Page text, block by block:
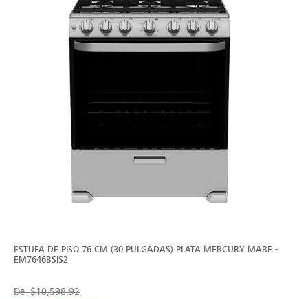
ESTUFA DE PISO 76 CM (30 PULGADAS) PLATA MERCURY MABE -
EM7646BSIS2
De$10,598.92